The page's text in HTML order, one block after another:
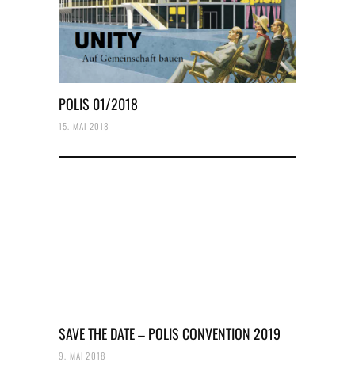
POLIS 01/2018
15. MAI 2018
SAVE THE DATE – POLIS CONVENTION 2019
9. MAI 2018